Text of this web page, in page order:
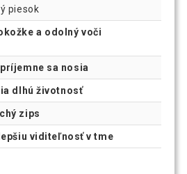
piesok
a odolný voči
sa nosia
dlhú životnosť
zips
viditeľnosť v tme